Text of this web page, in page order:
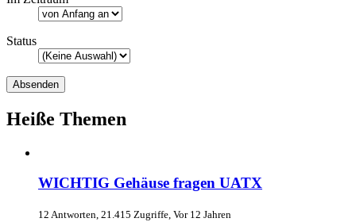
Status
Heiße Themen
WICHTIG Gehäuse fragen UATX
12 Antworten, 21.415 Zugriffe, Vor 12 Jahren